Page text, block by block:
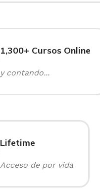
1,300+ Cursos Online
y contando...
Lifetime
Acceso de por vida